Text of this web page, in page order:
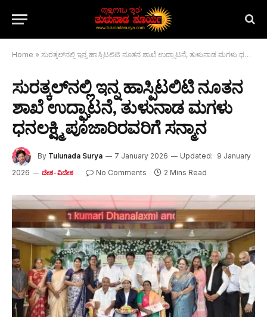
Home » ಸುರತ್ಕಲ್‌ನಲ್ಲಿ ಇನ್ನ ಹಾಸ್ಪಿಟಲಿಟಿ ನೂತನ ಶಾಖೆ ಉದ್ಘಾಟನೆ, ತುಳುನಾಡ ಮಗಳು ಧನಲಕ್ಷ್ಮಿ ಪೂಜಾರಿರವರಿಗೆ ಸನ್ಮಾನ
ಸುರತ್ಕಲ್‌ನಲ್ಲಿ ಇನ್ನ ಹಾಸ್ಪಿಟಲಿಟಿ ನೂತನ
ಶಾಖೆ ಉದ್ಘಾಟನೆ, ತುಳುನಾಡ ಮಗಳು
ಧನಲಕ್ಷ್ಮಿ ಪೂಜಾರಿರವರಿಗೆ ಸನ್ಮಾನ
By Tulunada Surya 7 January 2026 Updated: 9 January
2026
ದೇಶ-ವಿದೇಶ No Comments 2 Mins Read